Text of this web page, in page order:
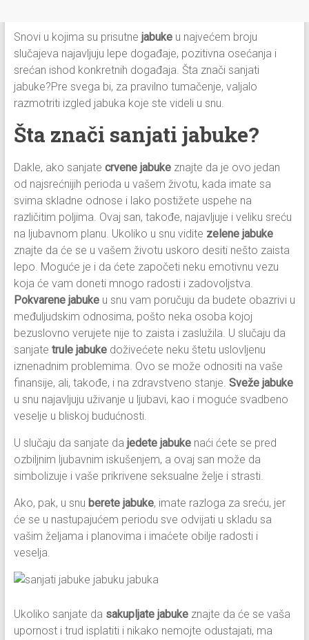
Snovi u kojima su prisutne jabukeu najvećem broju
slučajeva najavljuju lepe događaje, pozitivna osećanja i
srećan ishod konkretnih događaja. Šta znači sanjati
jabuke?Pre svega bi, za pravilno tumačenje, valjalo
razmotriti izgled jabuka koje ste videli u snu.
Šta znači sanjati jabuke?
Dakle, ako sanjate crvene jabuke znajte da je ovo jedan
od najsrećnijih perioda u vašem životu, kada imate sa
svima skladne odnose i lako postižete uspehe na
različitim poljima. Ovaj san, takođe, najavljuje i veliku sreću
na ljubavnom planu. Ukoliko u snu vidite zelene jabuke
znajte da će se u vašem životu uskoro desiti nešto zaista
lepo. Moguće je i da ćete započeti neku emotivnu vezu
koja će vam doneti mnogo radosti i zadovoljstva.
Pokvarene jabuke u snu vam poručuju da budete obazrivi u
međuljudskim odnosima, pošto neka osoba kojoj
bezuslovno verujete nije to zaista i zaslužila. U slučaju da
sanjate trule jabukedoživećete neku štetu uslovljenu
iznenadnim problemima. Ovo se može odnositi na vaše
finansije, ali, takođe, i na zdravstveno stanje. Sveže jabuke
u snu najavljuju uživanje u ljubavi, kao i moguće svadbeno
veselje u bliskoj budućnosti.
U slučaju da sanjate da jedete jabuke naći ćete se pred
ozbiljnim ljubavnim iskušenjem, a ovaj san može da
simbolizuje i vaše prikrivene seksualne želje i strasti.
Ako, pak, u snu berete jabuke, imate razloga za sreću, jer
će se u nastupajućem periodu sve odvijati u skladu sa
vašim željama i planovima i imaćete obilje radosti i
veselja.
Ukoliko sanjate da sakupljate jabukeznajte da će se vaša
upornost i trud isplatiti i nikako nemojte odustajati, ma